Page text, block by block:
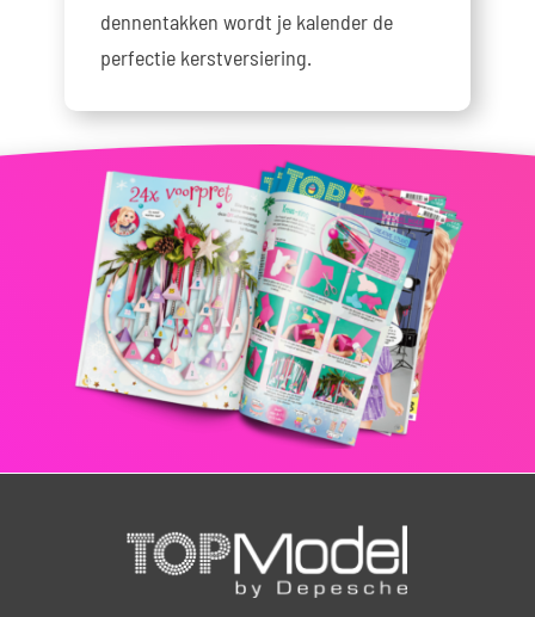
dennentakken wordt je kalender de
perfectie kerstversiering.